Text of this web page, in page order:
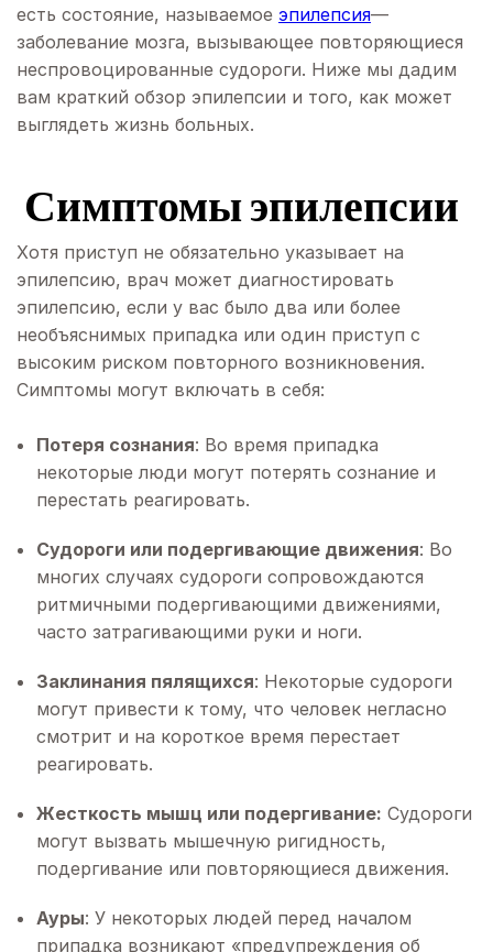
есть состояние, называемое эпилепсия—
заболевание мозга, вызывающее повторяющиеся
неспровоцированные судороги. Ниже мы дадим
вам краткий обзор эпилепсии и того, как может
выглядеть жизнь больных.
‍ Симптомы эпилепсии
Хотя приступ не обязательно указывает на
эпилепсию, врач может диагностировать
эпилепсию, если у вас было два или более
необъяснимых припадка или один приступ с
высоким риском повторного возникновения.
Симптомы могут включать в себя:
Потеря сознания: Во время припадка
некоторые люди могут потерять сознание и
перестать реагировать.
Судороги или подергивающие движения: Во
многих случаях судороги сопровождаются
ритмичными подергивающими движениями,
часто затрагивающими руки и ноги.
Заклинания пялящихся: Некоторые судороги
могут привести к тому, что человек негласно
смотрит и на короткое время перестает
реагировать.
Жесткость мышц или подергивание: Судороги
могут вызвать мышечную ригидность,
подергивание или повторяющиеся движения.
Ауры: У некоторых людей перед началом
припадка возникают «предупреждения об